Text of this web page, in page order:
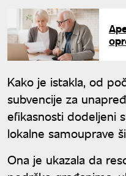
Kako je istakla, od
subvencije za
efikasnosti dodeljeni
lokalne samouprave
Ona je ukazala da